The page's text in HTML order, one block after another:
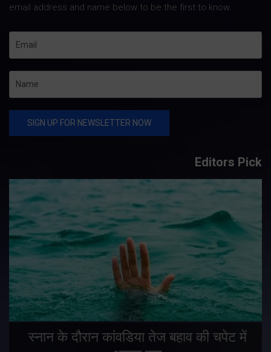
email address and name below to be the first to know.
Editors Pick
स्नान के दौरान कांवडिया तेज बहाव की चपेट में